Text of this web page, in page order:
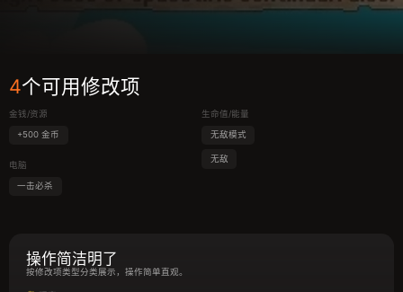
4个可用修改项
金钱/资源
+500 金币
电脑
一击必杀
生命值/能量
无敌模式
无敌
操作简洁明了
按修改项类型分类展示，操作简单直观。